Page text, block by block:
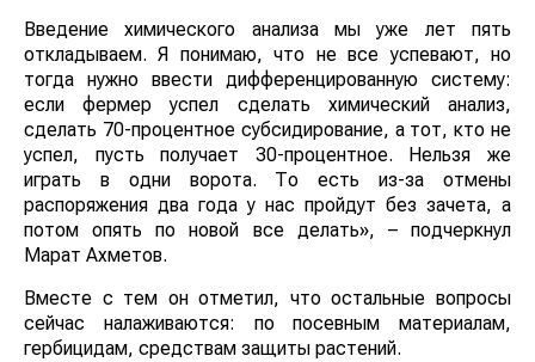
Введение химического анализа мы уже лет пять
откладываем. Я понимаю, что не все успевают, но
тогда нужно ввести дифференцированную систему:
если фермер успел сделать химический анализ,
сделать 70-процентное субсидирование, а тот, кто не
успел, пусть получает 30-процентное. Нельзя же
играть в одни ворота. То есть из-за отмены
распоряжения два года у нас пройдут без зачета, а
потом опять по новой все делать», – подчеркнул
Марат Ахметов.
Вместе с тем он отметил, что остальные вопросы
сейчас налаживаются: по посевным материалам,
гербицидам, средствам защиты растений.